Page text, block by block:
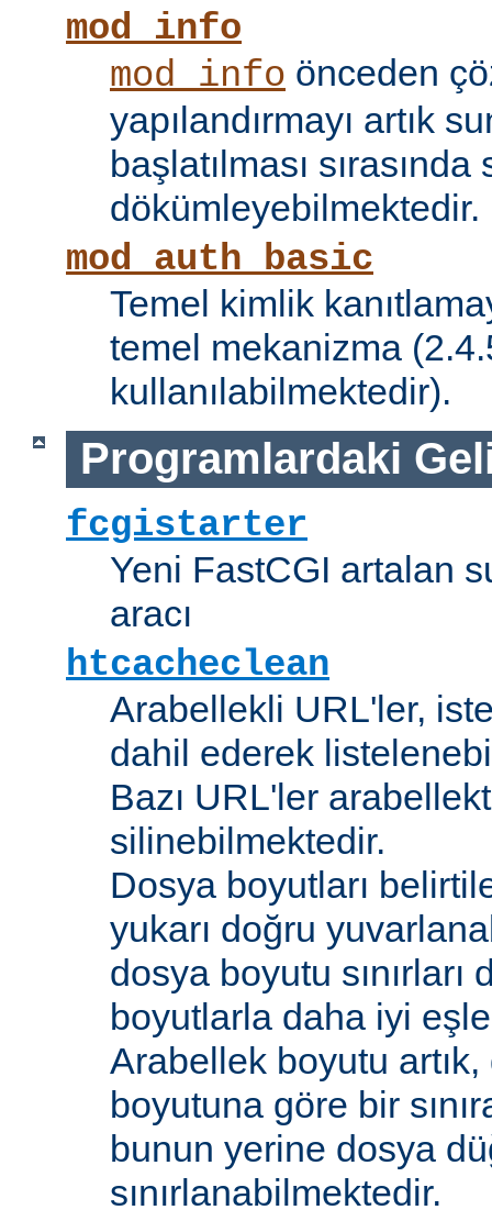
mod_info
mod_info önceden
yapılandırmayı artık
başlatılması sırasında
dökümleyebilmektedir.
mod_auth_basic
Temel kimlik
temel mekanizma
kullanılabilmektedir).
Programlardaki
fcgistarter
Yeni FastCGI artalan
aracı
htcacheclean
Arabellekli URL'ler,
dahil ederek
Bazı URL'ler
silinebilmektedir.
Dosya boyutları
yukarı doğru
dosya boyutu sınırları
boyutlarla daha iyi
Arabellek boyutu
boyutuna göre bir
bunun yerine dosya
sınırlanabilmektedir.